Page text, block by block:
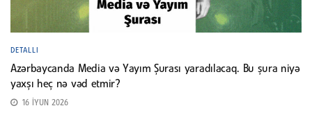
DETALLI
Azərbaycanda Media və Yayım Şurası yaradılacaq. Bu şura niyə
yaxşı heç nə vəd etmir?
16 İYUN 2026